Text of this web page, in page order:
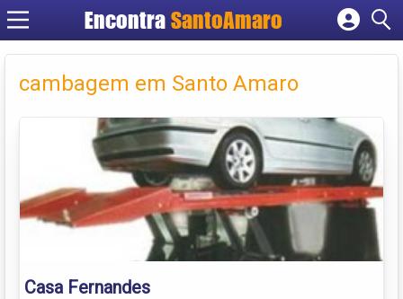
Encontra SantoAmaro
Cadastrar empresa
Criar conta
cambagem em Santo Amaro
Casa Fernandes